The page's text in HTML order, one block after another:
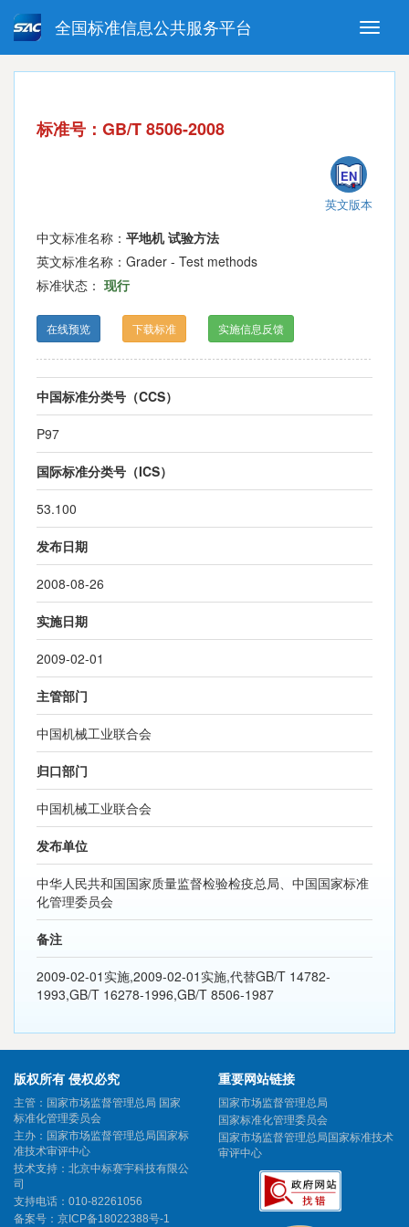
Toggle
全国标准信息公共服务平台
强制性国家标准 推荐性国家标准
指导性技术文件
标准号：GB/T 8506-2008
EN
英文版本
中文标准名称： 平地机 试验方法
英文标准名称：Grader - Test methods
标准状态： 现行
在线预览 下载标准 实施信息反馈
中国标准分类号（CCS）
P97
国际标准分类号（ICS）
53.100
发布日期
2008-08-26
实施日期
2009-02-01
主管部门
中国机械工业联合会
归口部门
中国机械工业联合会
发布单位
中华人民共和国国家质量监督检验检疫总局、中国国家标准
化管理委员会
备注
2009-02-01实施,2009-02-01实施,代替GB/T 14782-
1993,GB/T 16278-1996,GB/T 8506-1987
版权所有 侵权必究
主管：国家市场监督管理总局 国家
标准化管理委员会
主办：国家市场监督管理总局国家标
准技术审评中心
技术支持：北京中标赛宇科技有限公
司
支持电话：010-82261056
备案号： 京ICP备18022388号-1
重要网站链接
国家市场监督管理总局
国家标准化管理委员会
国家市场监督管理总局国家标准技术
审评中心